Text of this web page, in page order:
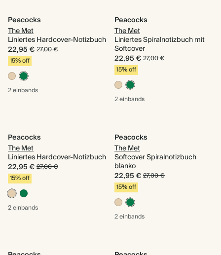
Peacocks
The Met
Liniertes Hardcover-Notizbuch
22,95 €27,00 €
15% off
2 einbands
Peacocks
The Met
Liniertes Spiralnotizbuch mit
Softcover
22,95 €27,00 €
15% off
2 einbands
Peacocks
The Met
Liniertes Hardcover-Notizbuch
22,95 €27,00 €
15% off
2 einbands
Peacocks
The Met
Softcover Spiralnotizbuch
blanko
22,95 €27,00 €
15% off
2 einbands